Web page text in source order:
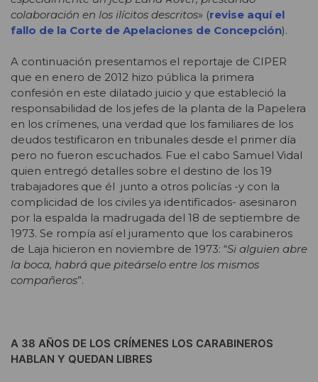
colaboración en los ilícitos descritos» (revise aquí el
fallo de la Corte de Apelaciones de Concepción).
A continuación presentamos el reportaje de CIPER
que en enero de 2012 hizo pública la primera
confesión en este dilatado juicio y que estableció la
responsabilidad de los jefes de la planta de la Papelera
en los crímenes, una verdad que los familiares de los
deudos testificaron en tribunales desde el primer día
pero no fueron escuchados. Fue el cabo Samuel Vidal
quien entregó detalles sobre el destino de los 19
trabajadores que él junto a otros policías -y con la
complicidad de los civiles ya identificados- asesinaron
por la espalda la madrugada del 18 de septiembre de
1973. Se rompía así el juramento que los carabineros
de Laja hicieron en noviembre de 1973: “Si alguien abre
la boca, habrá que piteárselo entre los mismos
compañeros”.
A 38 AÑOS DE LOS CRÍMENES LOS CARABINEROS
HABLAN Y QUEDAN LIBRES